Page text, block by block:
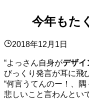
今年もた
2018年12月1日
“よっさん自身がデザイ
びっくり発言が耳に飛
“何言うてんのー！、
悲しいこと言わんとい